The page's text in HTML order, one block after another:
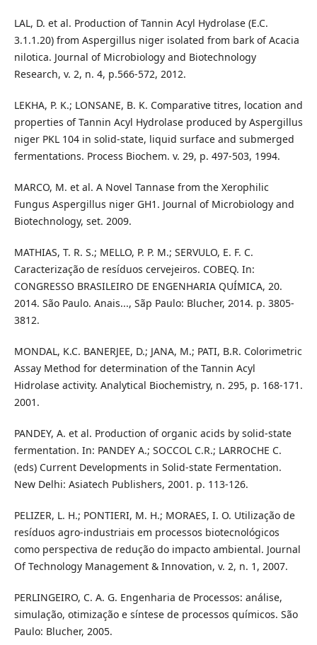
LAL, D. et al. Production of Tannin Acyl Hydrolase (E.C.
3.1.1.20) from Aspergillus niger isolated from bark of Acacia
nilotica. Journal of Microbiology and Biotechnology
Research, v. 2, n. 4, p.566-572, 2012.
LEKHA, P. K.; LONSANE, B. K. Comparative titres, location and
properties of Tannin Acyl Hydrolase produced by Aspergillus
niger PKL 104 in solid-state, liquid surface and submerged
fermentations. Process Biochem. v. 29, p. 497-503, 1994.
MARCO, M. et al. A Novel Tannase from the Xerophilic
Fungus Aspergillus niger GH1. Journal of Microbiology and
Biotechnology, set. 2009.
MATHIAS, T. R. S.; MELLO, P. P. M.; SERVULO, E. F. C.
Caracterização de resíduos cervejeiros. COBEQ. In:
CONGRESSO BRASILEIRO DE ENGENHARIA QUÍMICA, 20.
2014. São Paulo. Anais..., Sãp Paulo: Blucher, 2014. p. 3805-
3812.
MONDAL, K.C. BANERJEE, D.; JANA, M.; PATI, B.R. Colorimetric
Assay Method for determination of the Tannin Acyl
Hidrolase activity. Analytical Biochemistry, n. 295, p. 168-171.
2001.
PANDEY, A. et al. Production of organic acids by solid-state
fermentation. In: PANDEY A.; SOCCOL C.R.; LARROCHE C.
(eds) Current Developments in Solid-state Fermentation.
New Delhi: Asiatech Publishers, 2001. p. 113-126.
PELIZER, L. H.; PONTIERI, M. H.; MORAES, I. O. Utilização de
resíduos agro-industriais em processos biotecnológicos
como perspectiva de redução do impacto ambiental. Journal
Of Technology Management & Innovation, v. 2, n. 1, 2007.
PERLINGEIRO, C. A. G. Engenharia de Processos: análise,
simulação, otimização e síntese de processos químicos. São
Paulo: Blucher, 2005.